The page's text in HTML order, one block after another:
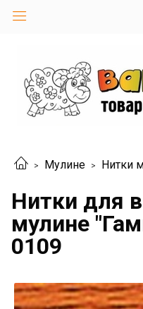
Мулине Нитки
Нитки для
мулине
0109